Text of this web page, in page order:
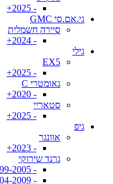
- 2025+
גי.אם.סי GMC
סיירה חשמלית
- 2024+
גילי
EX5
- 2025+
גאומטרי C
- 2020+
סטאריי
- 2025+
גיפ
אוונגר
- 2023+
גרנד שירוקי
- 1999-2005 (WJ)
- 2004-2009 (WK1)